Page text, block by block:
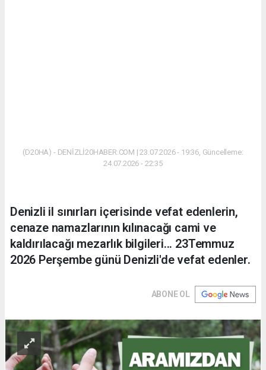
(D20HA) - DENİZLİ20HABER.COM | 23.07.2026 - 19:36, Güncelleme:
24.07.2026 - 22:35
Denizli il sınırları içerisinde vefat edenlerin,
cenaze namazlarının kılınacağı cami ve
kaldırılacağı mezarlık bilgileri... 23Temmuz
2026 Perşembe günü Denizli'de vefat edenler.
ABONE OL